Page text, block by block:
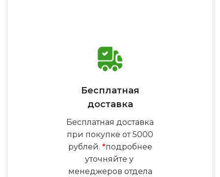
Бесплатная
доставка
Бесплатная доставка
при покупке от 5000
рублей. *подробнее
уточняйте у
менеджеров отдела